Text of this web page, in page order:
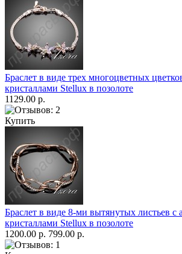
Браслет в виде трех многоцветных
кристаллами Stellux в позолоте
1129.00 р.
Купить
Браслет в виде 8-ми вытянутых листьев с
кристаллами Stellux в позолоте
1200.00 р. 799.00 р.